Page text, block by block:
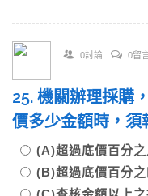
0討論 0留
25. 機關辦理採購
價多少金額時，須
(A)超過底價百分之
(B)超過底價百分